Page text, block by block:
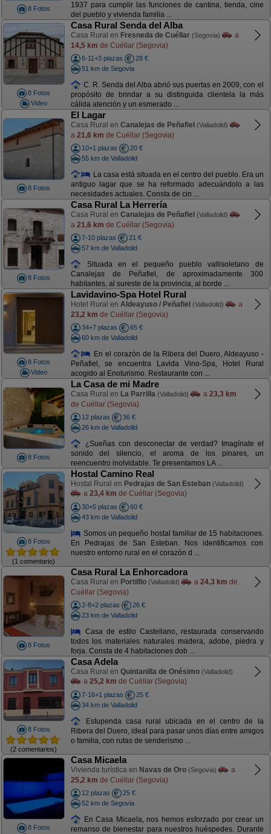
8 Fotos
1937 para cumplir las funciones de cantina, tienda, cine
del pueblo y vivienda familia ...
8 Fotos
Video
Casa Rural Senda del Alba
Casa Rural en Fresneda de Cuéllar (Segovia)
a
14,5 km de Cuéllar (Segovia)
6-11+3 plazas
28 €
51 km de Segovia
C. R. Senda del Alba abrió sus puertas en 2009, con el
propósito de brindar a su distinguida clientela la más
cálida atención y un esmerado ...
8 Fotos
El Lagar
Casa Rural en Canalejas de Peñafiel (Valladolid)
a 21,6 km de Cuéllar (Segovia)
10+1 plazas
20 €
55 km de Valladolid
La casa está situada en el centro del pueblo. Era un
antiguo lagar que se ha reformado adecuándolo a las
necesidades actuales. Consta de cin ...
8 Fotos
Casa Rural La Herrería
Casa Rural en Canalejas de Peñafiel (Valladolid)
a 21,6 km de Cuéllar (Segovia)
7-10 plazas
21 €
57 km de Valladolid
Situada en el pequeño pueblo vallisoletano de
Canalejas de Peñafiel, de aproximadamente 300
habitantes, al sureste de la provincia, al borde ...
8 Fotos
Video
Lavidavino-Spa Hotel Rural
Hotel Rural en Aldeayuso / Peñafiel (Valladolid)
a
23,2 km de Cuéllar (Segovia)
34+7 plazas
65 €
60 km de Valladolid
En el corazón de la Ribera del Duero, Aldeayuso -
Peñafiel, se encuentra Lavida Vino-Spa, Hotel Rural
acogido al Enoturismo. Restaurante con ...
8 Fotos
La Casa de mi Madre
Casa Rural en La Parrilla (Valladolid) a 23,3 km
de Cuéllar (Segovia)
12 plazas
36 €
26 km de Valladolid
¿Sueñas con desconectar de verdad? Imagínate el
sonido del silencio, el aroma de los pinares, un
reencuentro inolvidable. Te presentamos LA ...
8 Fotos
(1 comentario)
Hostal Camino Real
Hostal Rural en Pedrajas de San Esteban (Valladolid)
a 23,4 km de Cuéllar (Segovia)
30+5 plazas
60 €
43 km de Valladolid
Somos un pequeño hostal familiar de 15 habitaciones.
En Pedrajas de San Esteban. Nos identificamos con
nuestro entorno rural en el corazón d ...
8 Fotos
Casa Rural La Enhorcadora
Casa Rural en Portilllo (Valladolid) a 24,3 km de
Cuéllar (Segovia)
2-8+2 plazas
26 €
23 km de Valladolid
Casa de estilo Castellano, restaurada conservando
todos los materiales naturales madera, adobe, piedra y
forja. Consta de 4 habitaciones dob ...
8 Fotos
(2 comentarios)
Casa Adela
Casa Rural en Quintanilla de Onésimo (Valladolid)
a 25,2 km de Cuéllar (Segovia)
7-16+1 plazas
25 €
34 km de Valladolid
Estupenda casa rural ubicada en el centro de la
Ribera del Duero, ideal para pasar unos días entre amigos
o familia, con rutas de senderismo ...
8 Fotos
Casa Micaela
Vivienda turística en Navas de Oro (Segovia)
a
25,2 km de Cuéllar (Segovia)
12 plazas
25 €
52 km de Segovia
En Casa Micaela, nos hemos esforzado por crear un
remanso de bienestar para nuestros huéspedes. Durante